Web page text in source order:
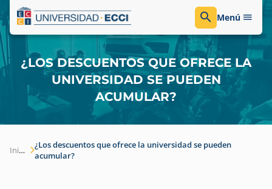
Menú
¿LOS DESCUENTOS QUE OFRECE LA
UNIVERSIDAD SE PUEDEN
ACUMULAR?
Inicio
¿Los descuentos que ofrece la universidad se pueden
acumular?